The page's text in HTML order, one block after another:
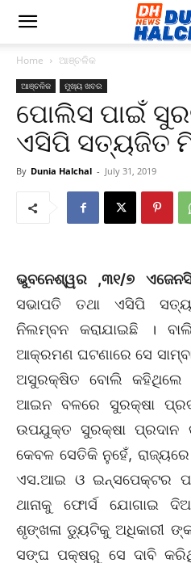
Home ଆଞ୍ଚଳିକ
ଆଞ୍ଚଳିକ ମୁଖ୍ୟ ଖବର
ପୋଲିସ ପାଇଁ
ଏସିପି ସତ୍ୟଜିତ
By Dunia Halchal - July 31, 2019
ଭୁବନେଶ୍ୱର ,୩୧/୭
ସଭାପତି ତଥା ଏସିପି
ନିଲମ୍ବନ କରାଯାଇଛି ।
ଆକ୍ରମଣ ଘଟଣାରେ ସେ
ଅସୁରକ୍ଷିତ ବୋଲି କହିଥିଲେ
ଆଇନ ବଳରେ ସୁରକ୍ଷା
ଉପଯୁକ୍ତ ସୁରକ୍ଷା ପ୍ରଦାନ
କେବଳ ସେତିକି ନୁହେଁ,
ଏସ.ଆଇ ଓ ଇନ୍ସପେକ୍ଟର
ଥାନାକୁ ଫୋର୍ସ ଯୋଗାଇ
ଶୃଙ୍ଖଳା ଡ୍ୟୁଟିକୁ ଅଧିକାରୀ
ସଙ୍ଘ ପକ୍ଷରୁ ସେ ଦାବି